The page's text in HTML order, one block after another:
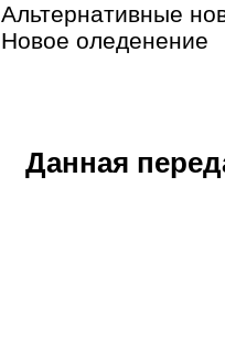
Альтернативные
Новое оледенение
Данная